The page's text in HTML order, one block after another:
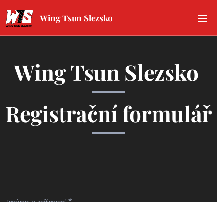
Wing Tsun Slezsko
Wing Tsun Slezsko
Registrační formulář